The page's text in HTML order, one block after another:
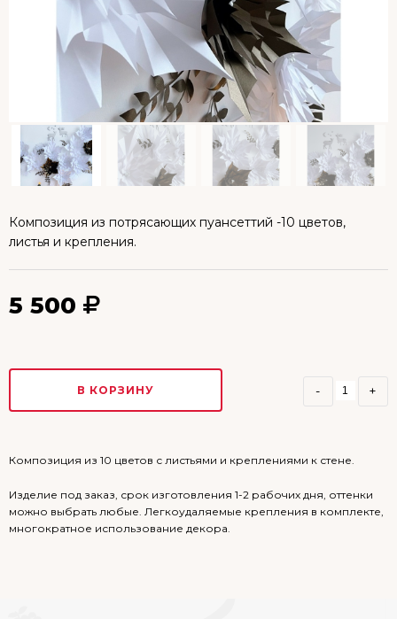
Композиция из потрясающих пуансеттий -10 цветов,
листья и крепления.
5 500
В КОРЗИНУ - +
Композиция из 10 цветов с листьями и креплениями к стене.
Изделие под заказ, срок изготовления 1-2 рабочих дня, оттенки
можно выбрать любые. Легкоудаляемые крепления в комплекте,
многократное использование декора.